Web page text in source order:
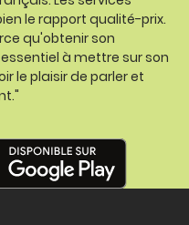
le rapport qualité-prix.
qu'obtenir son
à mettre sur son
le plaisir de parler et